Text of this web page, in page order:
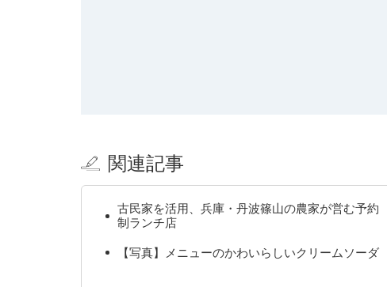
関連記事
古民家を活用、兵庫・丹波篠山の農家が営む予約
制ランチ店
【写真】メニューのかわいらしいクリームソーダ